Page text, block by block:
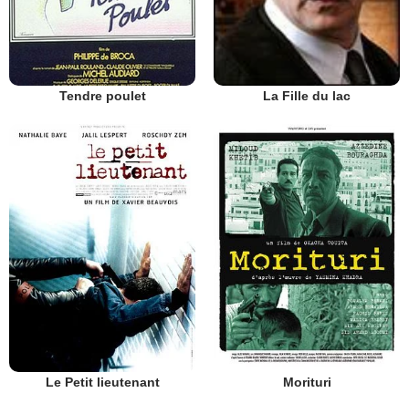
Tendre poulet La Fille du lac
Le Petit lieutenant Morituri